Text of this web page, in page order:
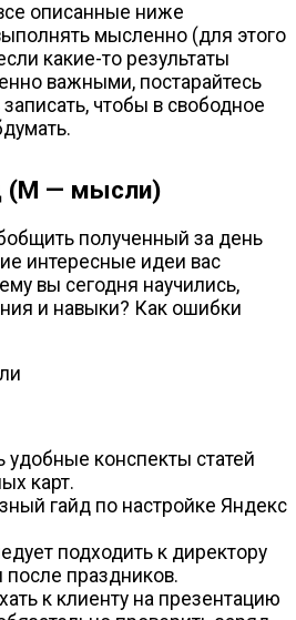
описанные ниже
мысленно (для этого
какие-то результаты
важными, постарайтесь
записать, чтобы в свободное
(М — мысли)
полученный за день
интересные идеи вас
вы сегодня научились,
и навыки? Как ошибки
удобные конспекты статей
карт.
гайд по настройке Яндекс
подходить к директору
после праздников.
к клиенту на презентацию